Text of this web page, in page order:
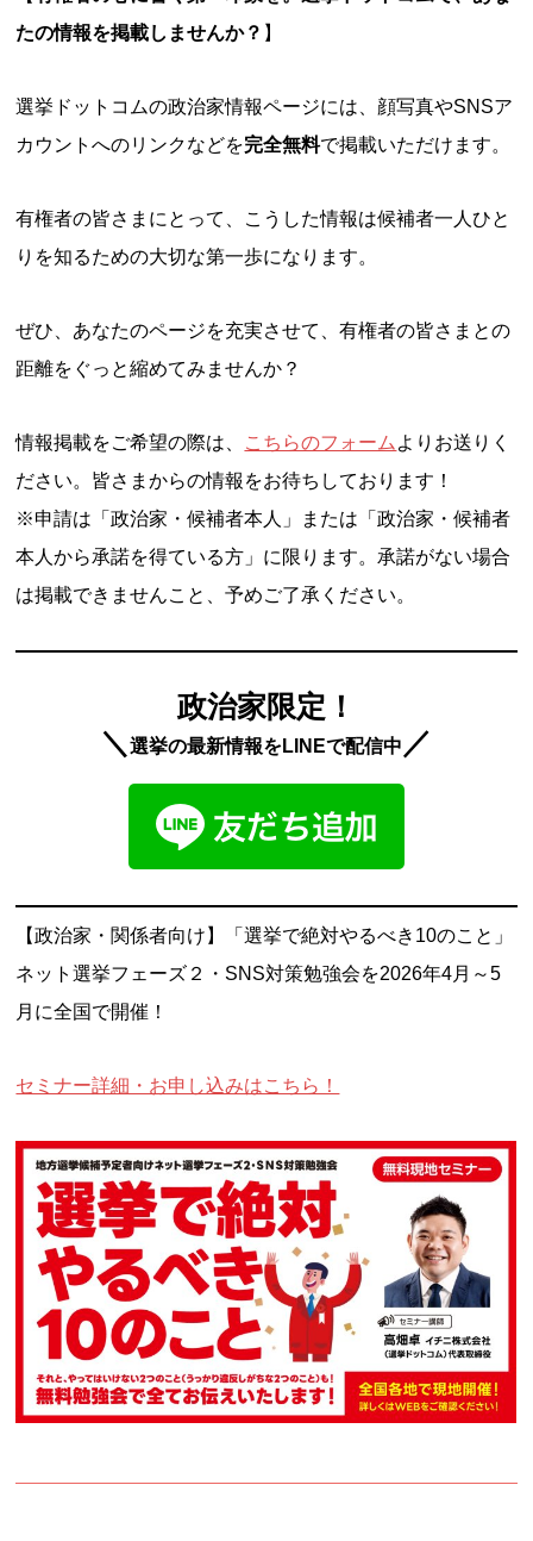
たの情報を掲載しませんか？ 】
選挙ドットコムの政治家情報ページには、顔写真やSNSア
カウントへのリンクなどを完全無料で掲載いただけます。
有権者の皆さまにとって、こうした情報は候補者一人ひと
りを知るための大切な第一歩になります。
ぜひ、あなたのページを充実させて、有権者の皆さまとの
距離をぐっと縮めてみませんか？
情報掲載をご希望の際は、 こちらのフォーム よりお送りく
ださい。皆さまからの情報をお待ちしております！
※申請は「政治家・候補者本人」または「政治家・候補者
本人から承諾を得ている方」に限ります。承諾がない場合
は掲載できませんこと、予めご了承ください。
政治家限定！
＼選挙の最新情報をLINEで配信中 ／
【政治家・関係者向け】「選挙で絶対やるべき10のこと」
ネット選挙フェーズ２・SNS対策勉強会を2026年4月～5
月に全国で開催！
セミナー詳細・お申し込みはこちら！